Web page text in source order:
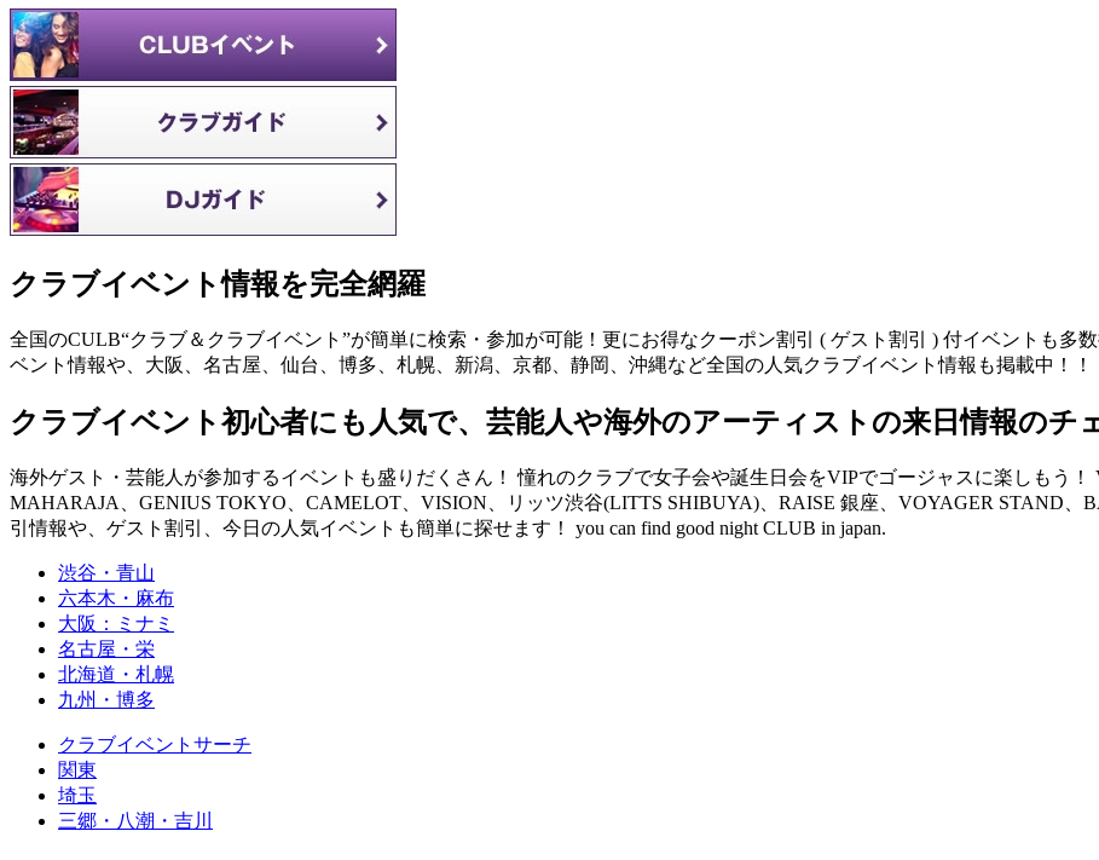
クラブイベント情報を完全網羅
全国のCULB“クラブ＆クラブイベント”が簡単に検索・参加が可能！更にお得なクーポン割引 ( ゲスト割引 ) 付イベントも多
ベント情報や、大阪、名古屋、仙台、博多、札幌、新潟、京都、静岡、沖縄など全国の人気クラブイベント情報も掲載中！！
クラブイベント初心者にも人気で、芸能人や海外のアーティストの来日情報のチ
海外ゲスト・芸能人が参加するイベントも盛りだくさん！ 憧れのクラブで女子会や誕生日会をVIPでゴージャスに楽しもう
MAHARAJA、GENIUS TOKYO、CAMELOT、VISION、リッツ渋谷(LITTS SHIBUYA)、RAISE 銀座、VOYAGER STAND、
引情報や、ゲスト割引、今日の人気イベントも簡単に探せます！ you can find good night CLUB in japan.
渋谷・青山
六本木・麻布
大阪：ミナミ
名古屋・栄
北海道・札幌
九州・博多
クラブイベントサーチ
関東
埼玉
三郷・八潮・吉川